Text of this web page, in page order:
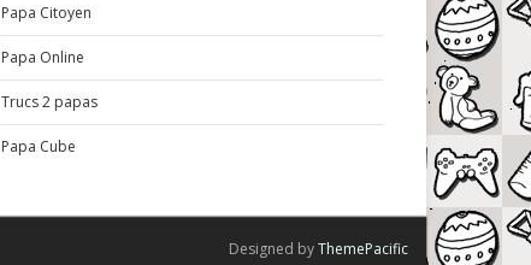
Papa Citoyen
Papa Online
Trucs 2 papas
Papa Cube
Designed byThemePacific